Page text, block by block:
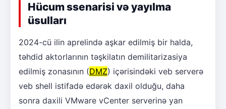
Hücum ssenarisi və yayılma
üsulları
2024-cü ilin aprelində aşkar edilmiş bir halda,
təhdid aktorlarının təşkilatın demilitarizasiya
edilmiş zonasının (DMZ) içərisindəki veb serverə
veb shell istifadə edərək daxil olduğu, daha
sonra daxili VMware vCenter serverinə yan